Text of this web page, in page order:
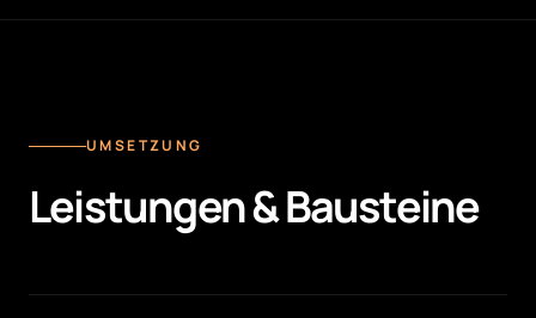
UMSETZUNG
Leistungen & Bausteine